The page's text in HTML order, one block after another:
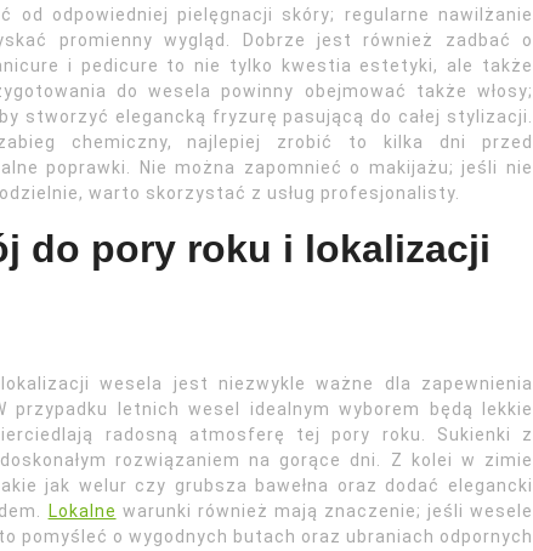
od odpowiedniej pielęgnacji skóry; regularne nawilżanie
promienny wygląd. Dobrze jest również zadbać o
i pedicure to nie tylko kwestia estetyki, ale także
do wesela powinny obejmować także włosy;
stworzyć elegancką fryzurę pasującą do całej stylizacji.
chemiczny, najlepiej zrobić to kilka dni przed
poprawki. Nie można zapomnieć o makijażu; jeśli nie
warto skorzystać z usług profesjonalisty.
do pory roku i lokalizacji
wesela jest niezwykle ważne dla zapewnienia
przypadku letnich wesel idealnym wyborem będą lekkie
radosną atmosferę tej pory roku. Sukienki z
rozwiązaniem na gorące dni. Z kolei w zimie
jak welur czy grubsza bawełna oraz dodać elegancki
Lokalne warunki również mają znaczenie; jeśli wesele
pomyśleć o wygodnych butach oraz ubraniach odpornych